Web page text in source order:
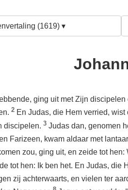
(1619) ▾
ging uit met Zijn
2 En Judas, die Hem verried,
discipelen. 3 Judas dan, genomen
Farizeen, kwam aldaar met
zou, ging uit, en zeide tot hen:
tot hen: Ik ben het. En Judas, die
zij achterwaarts, en vielen ter